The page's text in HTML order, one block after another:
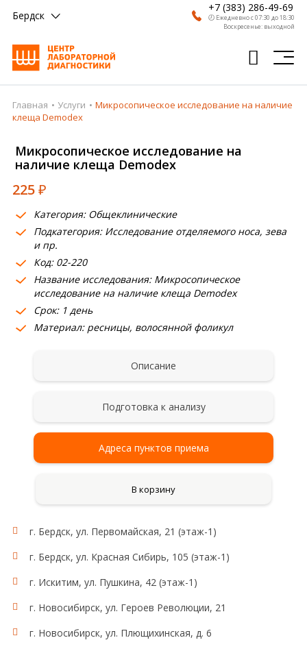
Бердск
+7 (383) 286-49-69
🕗 Ежедневно с 07:30 до 18:30
Воскресенье: выходной
Главная
Врачи
Получить результат
Пациентам
О компании
Где сдать
Партнерам
Главная Услуги
Микросопическое исследование на наличие
клеща Demodex
Микросопическое исследование на
наличие клеща Demodex
225₽
Категория: Общеклинические
Подкатегория: Исследование отделяемого носа, зева
и пр.
Код: 02-220
Название исследования: Микросопическое
исследование на наличие клеща Demodex
Срок: 1 день
Материал: ресницы, волосянной фоликул
Описание
Подготовка к анализу
Адреса пунктов приема
В корзину
г. Бердск, ул. Первомайская, 21 (этаж-1)
г. Бердск, ул. Красная Сибирь, 105 (этаж-1)
г. Искитим, ул. Пушкина, 42 (этаж-1)
г. Новосибирск, ул. Героев Революции, 21
г. Новосибирск, ул. Плющихинская, д. 6